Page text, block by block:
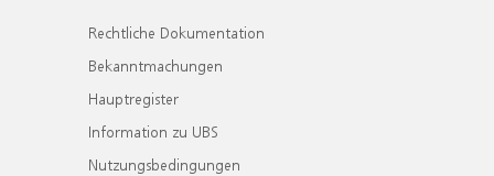
Rechtliche Dokumentation
Bekanntmachungen
Hauptregister
Information zu UBS
Nutzungsbedingungen